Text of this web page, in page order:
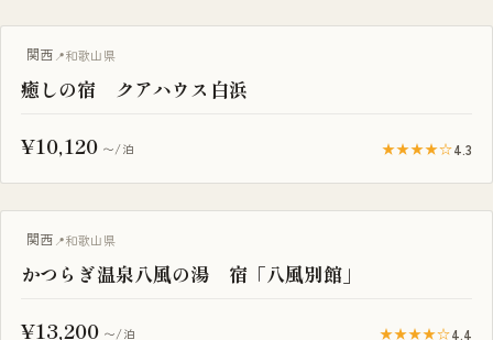
関西 和歌山県
癒しの宿 クアハウス白浜
¥10,120 〜/泊 ★★★★☆4.3
サウナ付き
関西 和歌山県
かつらぎ温泉八風の湯 宿「八風別館」
¥13,200 〜/泊 ★★★★☆4.4